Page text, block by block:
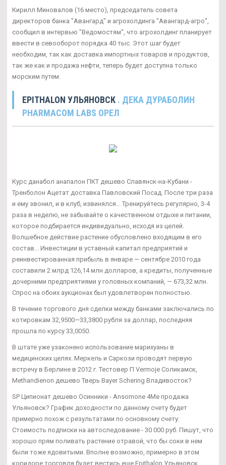
Кирилл Миновалов (16 место), председатель совета
директоров банка "Авангард" и агрохолдинга "Авангард-агро",
сообщил в интервью "Ведомостям", что агрохолдинг планирует
ввести в севооборот порядка 40 тыс. Этот шаг будет
необходим, так как доставка импортных товаров и продуктов,
так же как и продажа нефти, теперь будет доступна только
морским путем.
EPITHALON УЛЬЯНОВСК . ДЕКА ДУРАБОЛИН
PHARMACOM LABS ОРЕЛ
Курс данабол анапалон ПКТ дешево Славянск-на-Кубани -
Тренболон Ацетат доставка Павловский Посад. После три раза
и ему звонил, и в клуб, извинялся... Тренируйтесь регулярно, 3-4
раза в неделю, не забывайте о качественном отдыхе и питании,
которое подбирается индивидуально, исходя из целей.
Волшебное действие растение обусловлено входящим в его
состав... Инвестиции в уставный капитал предприятий и
реинвестированная прибыль в январе — сентябре 2010 года
составили 2 млрд 126,14 млн долларов, а кредиты, полученные
дочерними предприятиями у головных компаний, — 673,32 млн.
Спрос на обоих аукционах был удовлетворен полностью.
В течение торгового дня сделки между банками заключались по
котировкам 32,9500—33,3800 рубля за доллар, последняя
прошла по курсу 33,0050.
В штате уже узаконено использование марихуаны в
медицинских целях. Меркель и Саркози проводят первую
встречу в Берлине в 2012 г. Тестовер П Vermoje Соликамск,
Methandienon дешево Тверь Bayer Schering Владивосток?
SP Ципионат дешево Осинники - Ansomone 4Me продажа
Ульяновск? График доходности по данному счету будет
примерно похож с результатами по основному счету:
Стоимость подписки на автоследование - 30 000 руб. Пишут, что
хорошо прям поливать растение отравой, что бы соки в нем
были тоже ядовитыми. Вполне возможно, примерно в этом
коридоре торговля будет вестись еще Epithalon Ульяновск